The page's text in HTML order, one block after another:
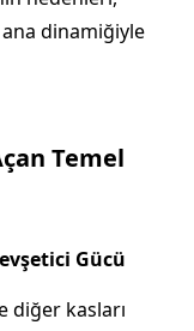
dinamiğiyle
Temel
Gücü
diğer kasları